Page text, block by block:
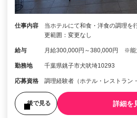
仕事内容
当ホテルにて和食・洋食の調理
更範囲：変更なし
給与 月給300,000円～380,000円 ※能
勤務地 千葉県銚子市犬吠埼10293
応募資格 調理経験者（ホテル・レストラン
後で見る 詳細を